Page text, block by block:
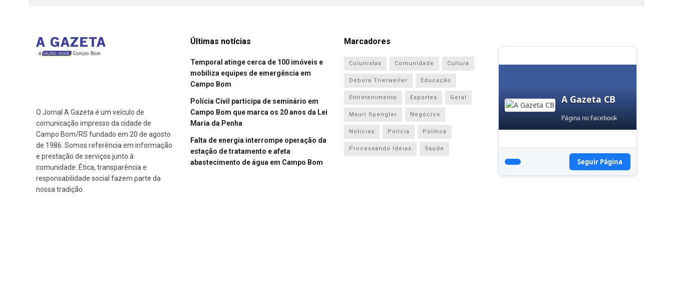
O Jornal A Gazeta é um veículo de
comunicação impresso da cidade de
Campo Bom/RS fundado em 20 de agosto
de 1986. Somos referência em informação
e prestação de serviços junto à
comunidade. Ética, transparência e
responsabilidade social fazem parte da
nossa tradição.
Últimas notícias
Temporal atinge cerca de 100 imóveis e
mobiliza equipes de emergência em
Campo Bom
Polícia Civil participa de seminário em
Campo Bom que marca os 20 anos da Lei
Maria da Penha
Falta de energia interrompe operação da
estação de tratamento e afeta
abastecimento de água em Campo Bom
Marcadores
Colunistas Comunidade Cultura
Débora Trierweiler Educação
Entretenimento Esportes Geral
Mauri Spengler Negócios
Notícias Polícia Política
Processando Ideias Saúde
A Gazeta CB
Página no Facebook
Seguir Página